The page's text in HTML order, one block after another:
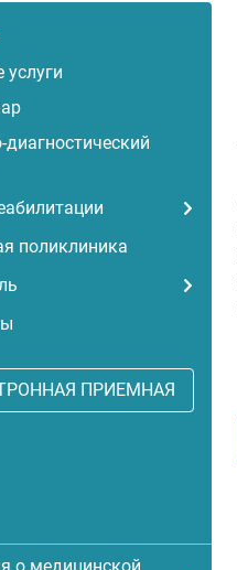
диагностический
поликлиника
ПРИЕМНАЯ